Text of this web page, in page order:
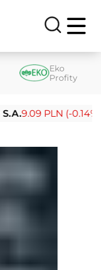
Eko
Profity
9.09 PLN (-0.14%)